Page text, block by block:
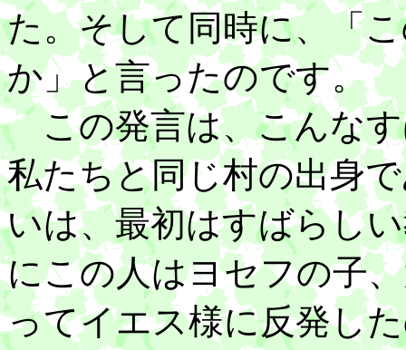
た。そして同時に、「
か」と言ったのです。
この発言は、こんなす
私たちと同じ村の出身
いは、最初はすばらし
にこの人はヨセフの子
ってイエス様に反発し